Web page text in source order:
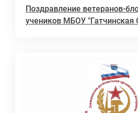
Поздравление ветеранов-
учеников МБОУ